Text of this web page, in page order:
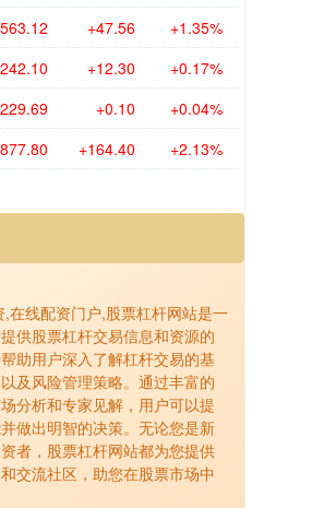
+47.56 +1.35%
+12.30 +0.17%
229.69 +0.10 +0.04%
+164.40 +2.13%
在线配资门户,股票杠杆网站是一
供股票杠杆交易信息和资源的
助用户深入了解杠杆交易的基
及风险管理策略。通过丰富的
分析和专家见解，用户可以提
做出明智的决策。无论您是新
者，股票杠杆网站都为您提供
交流社区，助您在股票市场中